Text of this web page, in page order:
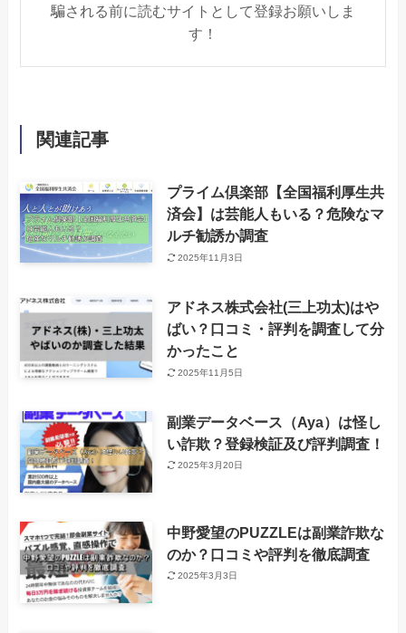
騙される前に読むサイトとして登録お願いしま
す！
関連記事
プライム倶楽部【全国福利厚生共
済会】は芸能人もいる？危険なマ
ルチ勧誘か調査
2025年11月3日
アドネス株式会社(三上功太)はや
ばい？口コミ・評判を調査して分
かったこと
2025年11月5日
副業データベース（Aya）は怪し
い詐欺？登録検証及び評判調査！
2025年3月20日
中野愛望のPUZZLEは副業詐欺な
のか？口コミや評判を徹底調査
2025年3月3日